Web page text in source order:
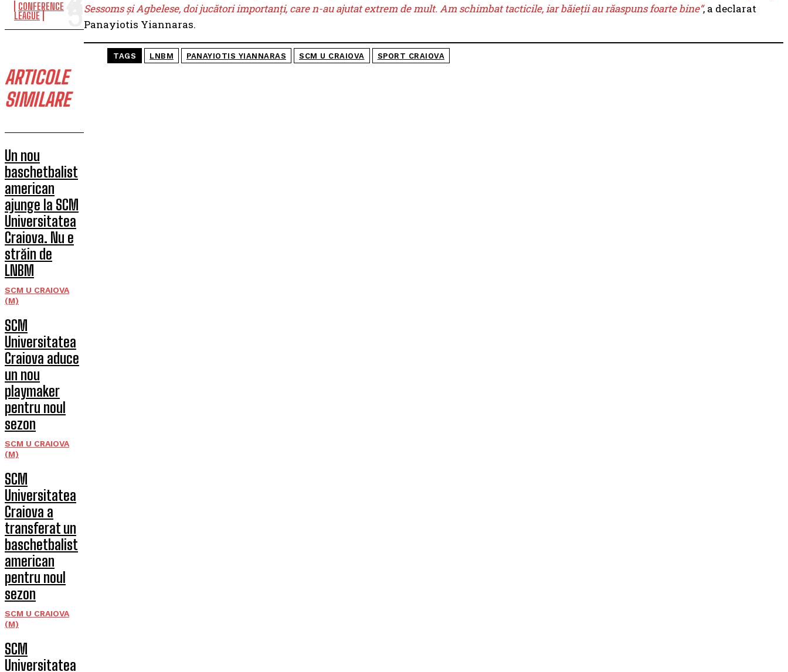
CONFERENCE
LEAGUE
ARTICOLE
SIMILARE
Un nou
baschetbalist
american
ajunge la SCM
Universitatea
Craiova. Nu e
străin de
LNBM
SCM U CRAIOVA
(M)
SCM
Universitatea
Craiova aduce
un nou
playmaker
pentru noul
sezon
SCM U CRAIOVA
(M)
SCM
Universitatea
Craiova a
transferat un
baschetbalist
american
pentru noul
sezon
SCM U CRAIOVA
(M)
SCM
Universitatea
Sessoms şi Agbelese, doi jucători importanţi, care n-au ajutat extrem de mult. Am schimbat tacticile, iar băieţii au răaspuns foarte bine“, a declarat
Panayiotis Yiannaras.
TAGS LNBM PANAYIOTIS YIANNARAS SCM U CRAIOVA SPORT CRAIOVA